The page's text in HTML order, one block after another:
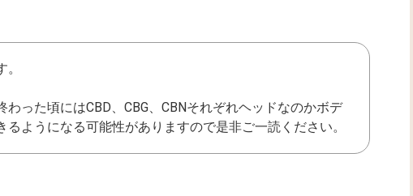
わった頃にはCBD、CBG、CBNそれぞれヘッドなのかボデ
るようになる可能性がありますので是非ご一読ください。